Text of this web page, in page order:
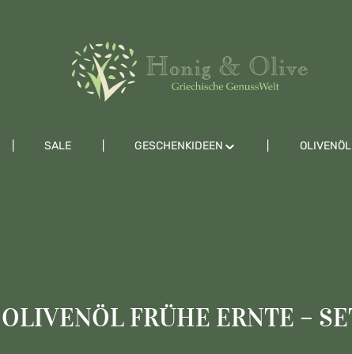
SALE GESCHENKIDEEN OLIVENÖL
FRÜHE ERNTE –